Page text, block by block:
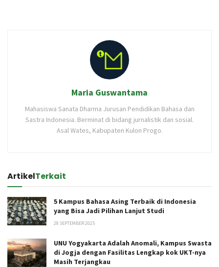
Maria Guswantama
Mahasiswa Sanata Dharma Jurusan Pendidikan Bahasa dan
Sastra Indonesia. Berminat di bidang jurnalistik dan sosial.
Asal Wates, Kabupaten Kulon Progo.
ArtikelTerkait
5 Kampus Bahasa Asing Terbaik di Indonesia
yang Bisa Jadi Pilihan Lanjut Studi
28 SEPTEMBER 2025
UNU Yogyakarta Adalah Anomali, Kampus Swasta
di Jogja dengan Fasilitas Lengkap kok UKT-nya
Masih Terjangkau